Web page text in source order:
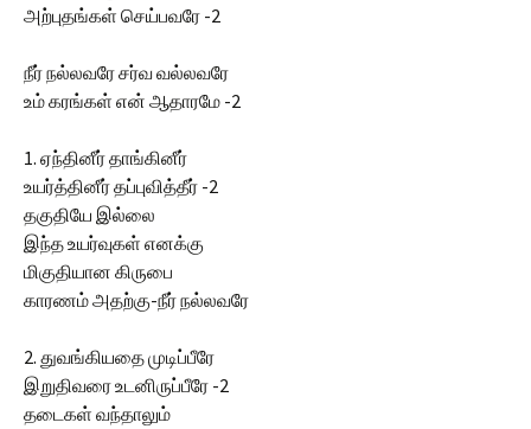
அற்புதங்கள் செய்பவரே -2
நீர் நல்லவரே சர்வ வல்லவரே
உம் கரங்கள் என் ஆதாரமே -2
1. ஏந்தினீர் தாங்கினீர்
உயர்த்தினீர் தப்புவித்தீர் -2
தகுதியே இல்லை
இந்த உயர்வுகள் எனக்கு
மிகுதியான கிருபை
காரணம் அதற்கு-நீர் நல்லவரே
2. துவங்கியதை முடிப்பீரே
இறுதிவரை உடனிருப்பீரே -2
தடைகள் வந்தாலும்